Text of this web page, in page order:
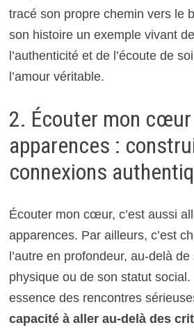
tracé son propre chemin vers le
son histoire un exemple vivant
l’authenticité et de l’écoute de
l’amour véritable.
2. Écouter mon cœur
apparences :
connexions
Écouter mon cœur, c’est aussi
apparences. Par ailleurs, c’est
l’autre en profondeur, au-delà
physique ou de son statut
essence des rencontres
capacité à aller au-delà des